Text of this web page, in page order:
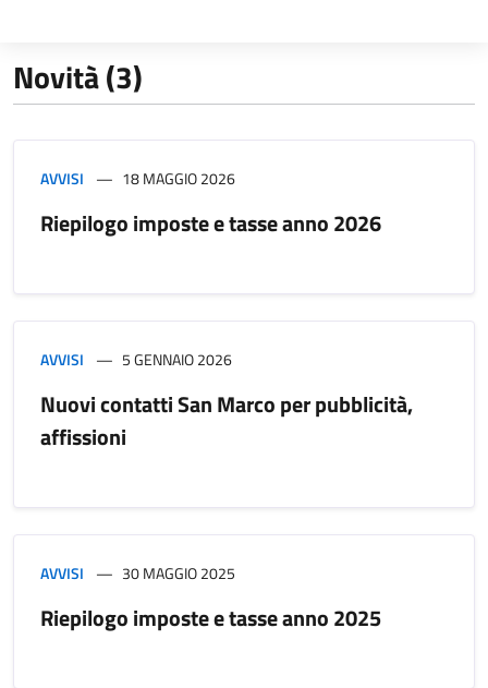
Novità (3)
AVVISI 18 MAGGIO 2026
Riepilogo imposte e tasse anno 2026
AVVISI 5 GENNAIO 2026
Nuovi contatti San Marco per pubblicità,
affissioni
AVVISI 30 MAGGIO 2025
Riepilogo imposte e tasse anno 2025